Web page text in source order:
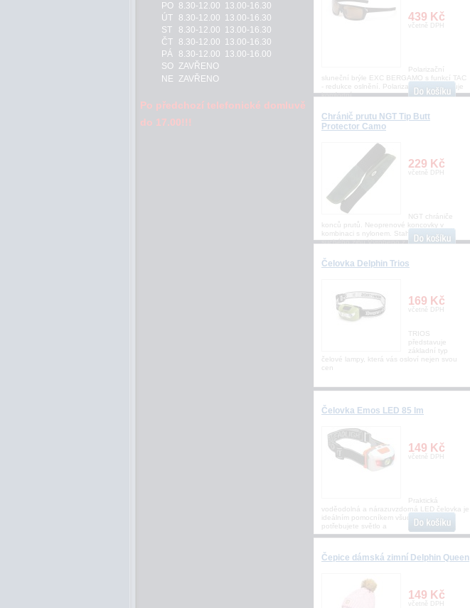
439 Kč
včetně DPH
Polarizační
sluneční brýle EXC BERGAMO s funkcí TAC
- redukce oslnění. Polarizační filtr poskytuje
komfortní
Chránič prutu NGT Tip Butt
Protector Camo
229 Kč
včetně DPH
NGT chrániče
konců prutů. Neoprenové koncovky v
kombinaci s nylonem. Stahování pomocí
suchého zipu.Vyrobeno z
Čelovka Delphin Trios
169 Kč
včetně DPH
TRIOS
představuje
základní typ
čelové lampy, která vás osloví nejen svou
cen
Čelovka Emos LED 85 lm
149 Kč
včetně DPH
Praktická
voděodolná a nárazuvzdorná LED čelovka je
ideálním pomocníkem všude tam, kde
potřebujete světlo a
Čepice dámská zimní Delphin Queen
149 Kč
včetně DPH
PO 8.30-12.00 13.00-16.30
ÚT
8.30-12.00 13.00-16.30
ST
8.30-12.00 13.00-16.30
ČT
8.30-12.00 13.00-16.30
PÁ
8.30-12.00 13.00-16.00
SO ZAVŘENO
NE ZAVŘENO
Po předchozí telefonické domluvě
do 17.00!!!